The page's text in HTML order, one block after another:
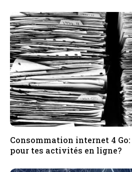
Consommation internet 4 Go:
pour tes activités en ligne?